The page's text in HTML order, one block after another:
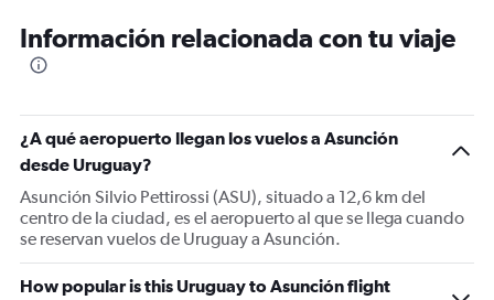
Información relacionada con tu viaje
¿A qué aeropuerto llegan los vuelos a Asunción
desde Uruguay?
Asunción Silvio Pettirossi (ASU), situado a 12,6 km del
centro de la ciudad, es el aeropuerto al que se llega cuando
se reservan vuelos de Uruguay a Asunción.
How popular is this Uruguay to Asunción flight